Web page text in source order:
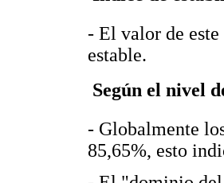
- El valor de
estable.
 Según el nivel
- Globalmente
85,65%, esto